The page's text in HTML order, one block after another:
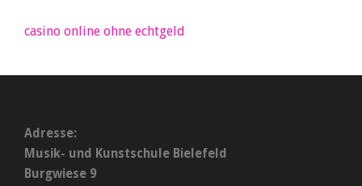
casino online ohne echtgeld
Adresse:
Musik- und Kunstschule Bielefeld
Burgwiese 9